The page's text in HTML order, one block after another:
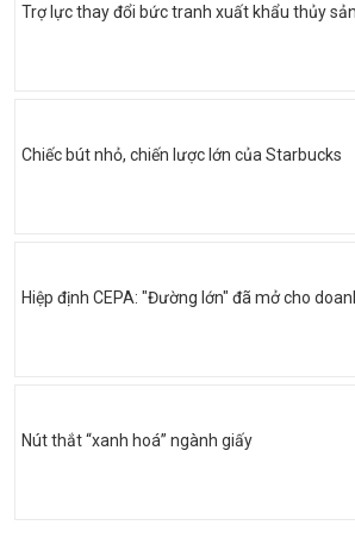
Trợ lực thay đổi bức tranh xuất khẩu thủy
Chiếc bút nhỏ, chiến lược lớn của Starbucks
Hiệp định CEPA: "Đường lớn" đã mở cho
Nút thắt “xanh hoá” ngành giấy